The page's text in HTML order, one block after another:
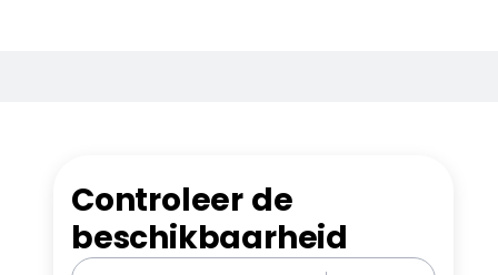
Controleer de
beschikbaarheid